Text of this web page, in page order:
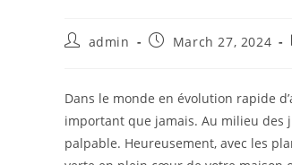
Postadmin
PostMarch 27, 2024
Dans le monde en évolution rapide
important que jamais. Au milieu des
palpable. Heureusement, avec les